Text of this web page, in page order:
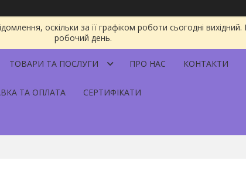
оскільки за її графіком роботи сьогодні
робочий день.
ТОВАРИ ТА ПОСЛУГИ ПРО НАС КОНТАКТИ
ТА ОПЛАТА СЕРТИФІКАТИ